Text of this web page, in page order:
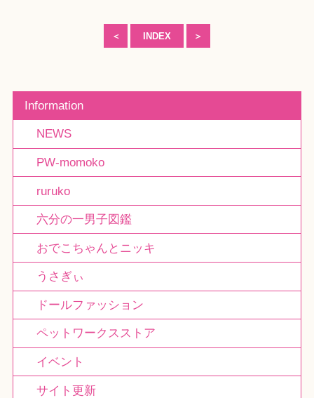
＜ INDEX ＞
Information
NEWS
PW-momoko
ruruko
六分の一男子図鑑
おでこちゃんとニッキ
うさぎぃ
ドールファッション
ペットワークスストア
イベント
サイト更新